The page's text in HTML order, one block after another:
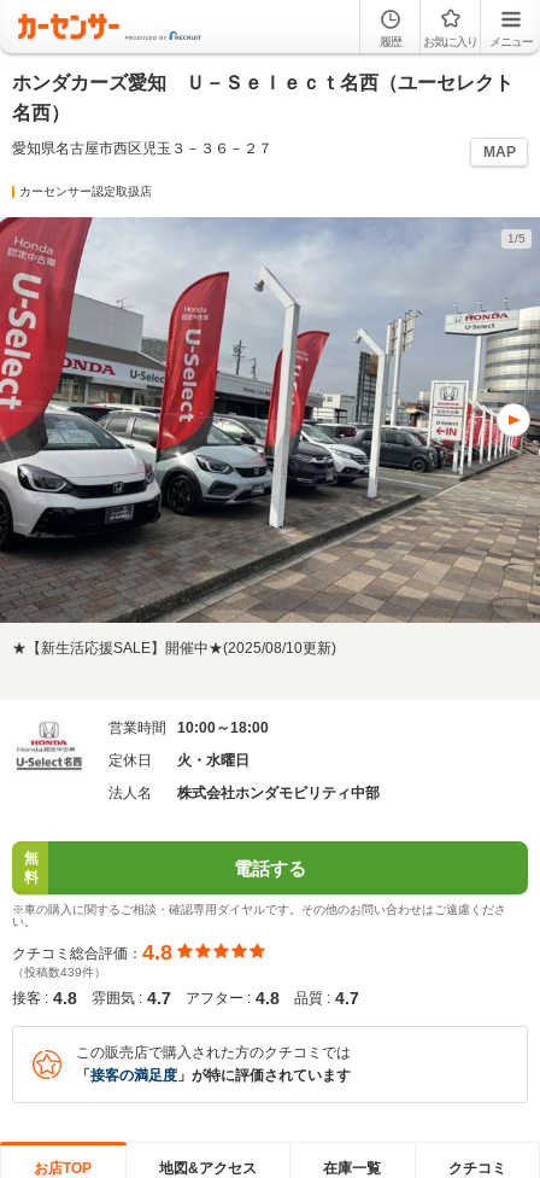
履歴 お気に入り メニュー
ホンダカーズ愛知 Ｕ－Ｓｅｌｅｃｔ名西（ユーセレクト
名西）
愛知県名古屋市西区児玉３－３６－２７ MAP
カーセンサー認定取扱店
1/5
★【新生活応援SALE】開催中★(2025/08/10更新)
営業時間
10:00～18:00
定休日
火・水曜日
法人名
株式会社ホンダモビリティ中部
無
料
電話する
※車の購入に関するご相談・確認専用ダイヤルです。その他のお問い合わせはご遠慮くださ
い。
クチコミ総合評価： 4.8
（投稿数439件）
接客 : 4.8 雰囲気 : 4.7 アフター : 4.8 品質 : 4.7
この販売店で購入された方のクチコミでは
「 接客の満足度 」が特に評価されています
お店TOP 地図&アクセス 在庫一覧 クチコミ